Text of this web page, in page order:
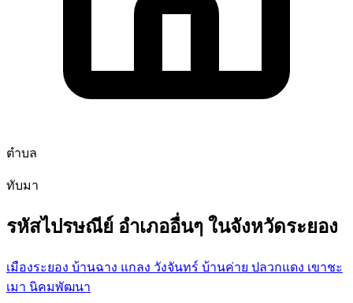
ตำบล
ทับมา
รหัสไปรษณีย์ อำเภออื่นๆ ในจังหวัดระยอง
เมืองระยอง บ้านฉาง แกลง วังจันทร์ บ้านค่าย ปลวกแดง เขาชะ
เมา นิคมพัฒนา